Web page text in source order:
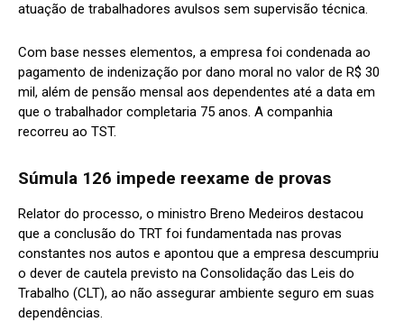
atuação de trabalhadores avulsos sem supervisão técnica.
Com base nesses elementos, a empresa foi condenada ao
pagamento de indenização por dano moral no valor de R$ 30
mil, além de pensão mensal aos dependentes até a data em
que o trabalhador completaria 75 anos. A companhia
recorreu ao TST.
Súmula 126 impede reexame de provas
Relator do processo, o ministro Breno Medeiros destacou
que a conclusão do TRT foi fundamentada nas provas
constantes nos autos e apontou que a empresa descumpriu
o dever de cautela previsto na Consolidação das Leis do
Trabalho (CLT), ao não assegurar ambiente seguro em suas
dependências.